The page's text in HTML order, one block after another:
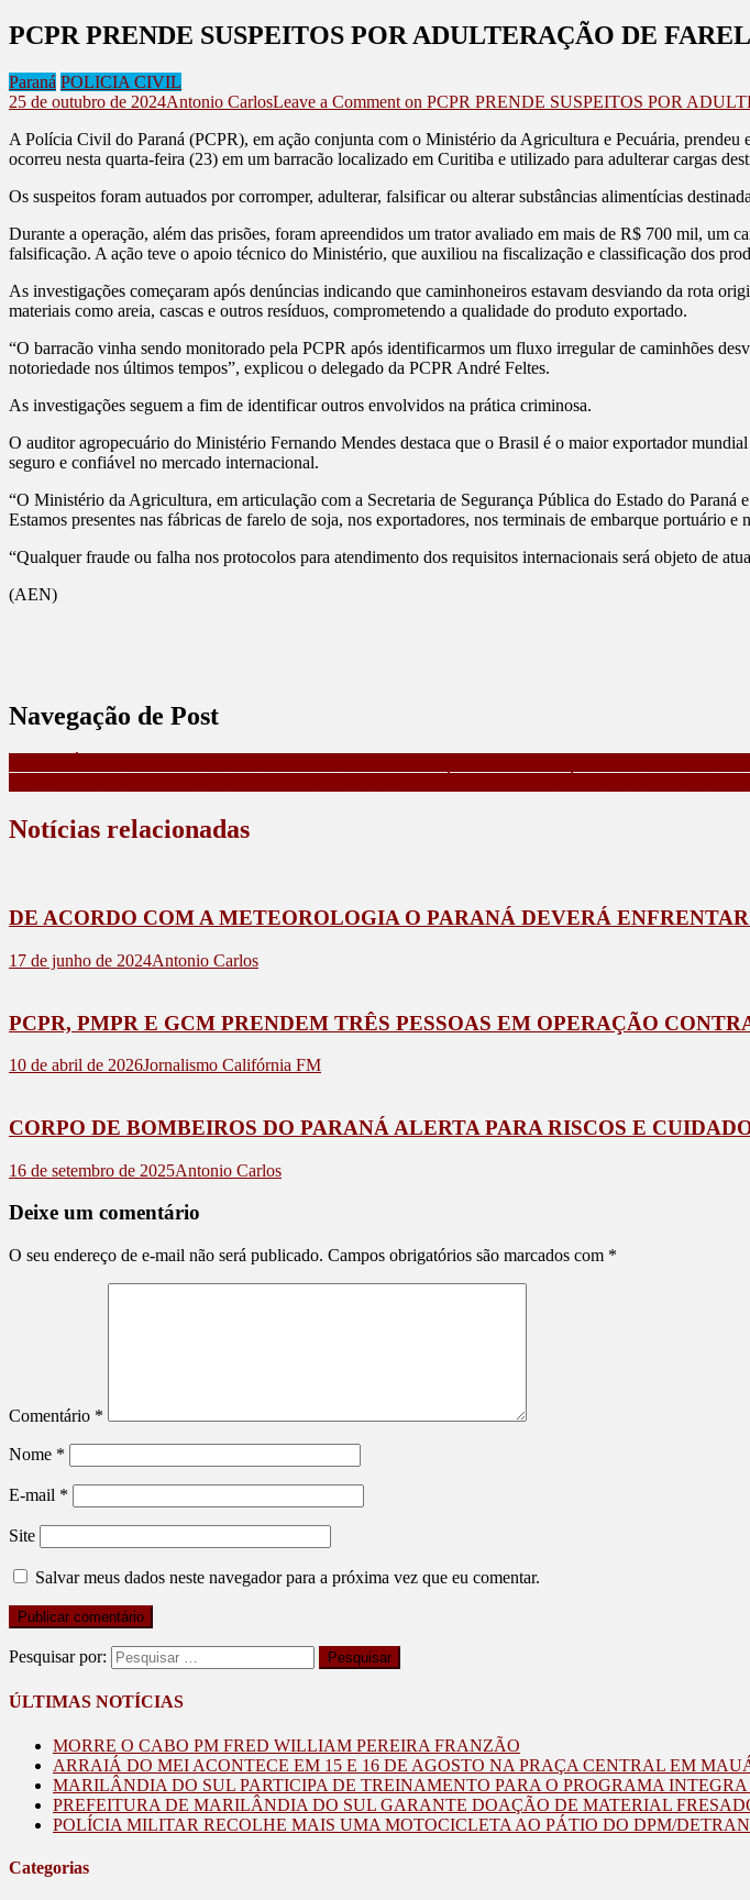
PCPR PRENDE SUSPEITOS POR ADULTERAÇÃO DE
Paraná POLICIA CIVIL
25 de outubro de 2024Antonio CarlosLeave a Comment on PCPR PRENDE SUSPEITOS POR
A Polícia Civil do Paraná (PCPR), em ação conjunta com o Ministério da Agricultura e Pecuária,
ocorreu nesta quarta-feira (23) em um barracão localizado em Curitiba e utilizado para adulterar cargas
Os suspeitos foram autuados por corromper, adulterar, falsificar ou alterar substâncias alimentícias
Durante a operação, além das prisões, foram apreendidos um trator avaliado em mais de R$ 700 mil, um
falsificação. A ação teve o apoio técnico do Ministério, que auxiliou na fiscalização e classificação dos
As investigações começaram após denúncias indicando que caminhoneiros estavam desviando da rota
materiais como areia, cascas e outros resíduos, comprometendo a qualidade do produto exportado.
“O barracão vinha sendo monitorado pela PCPR após identificarmos um fluxo irregular de caminhões
notoriedade nos últimos tempos”, explicou o delegado da PCPR André Feltes.
As investigações seguem a fim de identificar outros envolvidos na prática criminosa.
O auditor agropecuário do Ministério Fernando Mendes destaca que o Brasil é o maior exportador
seguro e confiável no mercado internacional.
“O Ministério da Agricultura, em articulação com a Secretaria de Segurança Pública do Estado do
Estamos presentes nas fábricas de farelo de soja, nos exportadores, nos terminais de embarque portuário
“Qualquer fraude ou falha nos protocolos para atendimento dos requisitos internacionais será objeto de
(AEN)
Navegação de Post
Notícias relacionadas
DE ACORDO COM A METEOROLOGIA O PARANÁ DEVERÁ
17 de junho de 2024Antonio Carlos
PCPR, PMPR E GCM PRENDEM TRÊS PESSOAS EM OPERAÇÃO
10 de abril de 2026Jornalismo Califórnia FM
CORPO DE BOMBEIROS DO PARANÁ ALERTA PARA RISCOS E
16 de setembro de 2025Antonio Carlos
Deixe um comentário
O seu endereço de e-mail não será publicado. Campos obrigatórios são marcados com *
Comentário *
Nome *
E-mail *
Site
Salvar meus dados neste navegador para a próxima vez que eu comentar.
Pesquisar por:
ÚLTIMAS NOTÍCIAS
MORRE O CABO PM FRED WILLIAM PEREIRA FRANZÃO
ARRAIÁ DO MEI ACONTECE EM 15 E 16 DE AGOSTO NA PRAÇA CENTRAL EM
MARILÂNDIA DO SUL PARTICIPA DE TREINAMENTO PARA O PROGRAMA
PREFEITURA DE MARILÂNDIA DO SUL GARANTE DOAÇÃO DE MATERIAL
POLÍCIA MILITAR RECOLHE MAIS UMA MOTOCICLETA AO PÁTIO DO DPM/
Categorias